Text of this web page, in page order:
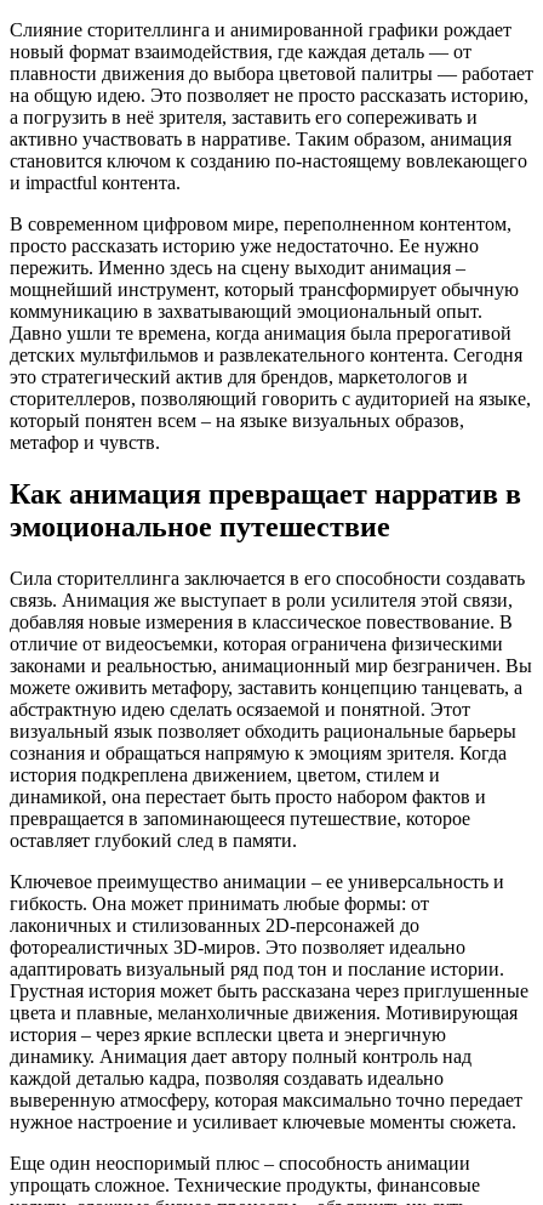
Слияние сторителлинга и анимированной графики рождает
новый формат взаимодействия, где каждая деталь — от
плавности движения до выбора цветовой палитры — работает
на общую идею. Это позволяет не просто рассказать историю,
а погрузить в неё зрителя, заставить его сопереживать и
активно участвовать в нарративе. Таким образом, анимация
становится ключом к созданию по-настоящему вовлекающего
и impactful контента.
В современном цифровом мире, переполненном контентом,
просто рассказать историю уже недостаточно. Ее нужно
пережить. Именно здесь на сцену выходит анимация –
мощнейший инструмент, который трансформирует обычную
коммуникацию в захватывающий эмоциональный опыт.
Давно ушли те времена, когда анимация была прерогативой
детских мультфильмов и развлекательного контента. Сегодня
это стратегический актив для брендов, маркетологов и
сторителлеров, позволяющий говорить с аудиторией на языке,
который понятен всем – на языке визуальных образов,
метафор и чувств.
Как анимация превращает нарратив в
эмоциональное путешествие
Сила сторителлинга заключается в его способности создавать
связь. Анимация же выступает в роли усилителя этой связи,
добавляя новые измерения в классическое повествование. В
отличие от видеосъемки, которая ограничена физическими
законами и реальностью, анимационный мир безграничен. Вы
можете оживить метафору, заставить концепцию танцевать, а
абстрактную идею сделать осязаемой и понятной. Этот
визуальный язык позволяет обходить рациональные барьеры
сознания и обращаться напрямую к эмоциям зрителя. Когда
история подкреплена движением, цветом, стилем и
динамикой, она перестает быть просто набором фактов и
превращается в запоминающееся путешествие, которое
оставляет глубокий след в памяти.
Ключевое преимущество анимации – ее универсальность и
гибкость. Она может принимать любые формы: от
лаконичных и стилизованных 2D-персонажей до
фотореалистичных 3D-миров. Это позволяет идеально
адаптировать визуальный ряд под тон и послание истории.
Грустная история может быть рассказана через приглушенные
цвета и плавные, меланхоличные движения. Мотивирующая
история – через яркие всплески цвета и энергичную
динамику. Анимация дает автору полный контроль над
каждой деталью кадра, позволяя создавать идеально
выверенную атмосферу, которая максимально точно передает
нужное настроение и усиливает ключевые моменты сюжета.
Еще один неоспоримый плюс – способность анимации
упрощать сложное. Технические продукты, финансовые